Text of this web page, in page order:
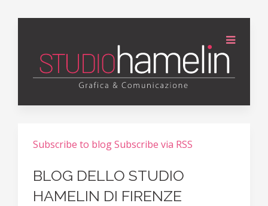
Subscribe to blogSubscribe via RSS
BLOG DELLO STUDIO
HAMELIN DI FIRENZE